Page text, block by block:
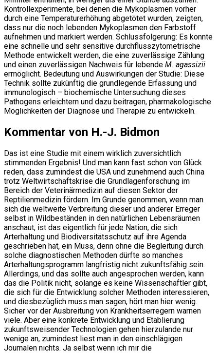
Kontrollexperimente, bei denen die Mykoplasmen vorher
durch eine Temperaturerhöhung abgetötet wurden, zeigten,
dass nur die noch lebenden Mykoplasmen den Farbstoff
aufnehmen und markiert werden. Schlussfolgerung: Es konnte
eine schnelle und sehr sensitive durchflusszytometrische
Methode entwickelt werden, die eine zuverlässige Zählung
und einen zuverlässigen Nachweis für lebende M. agassizii
ermöglicht. Bedeutung und Auswirkungen der Studie: Diese
Technik sollte zukünftig die grundlegende Erfassung und
immunologisch – biochemische Untersuchung dieses
Pathogens erleichtern und dazu beitragen, pharmakologische
Möglichkeiten der Diagnose und Therapie zu entwickeln.
Kommentar von H.-J. Bidmon
Das ist eine Studie mit einem wirklich zuversichtlich
stimmenden Ergebnis! Und man kann fast schon von Glück
reden, dass zumindest die USA und zunehmend auch China
trotz Weltwirtschaftskrise die Grundlagenforschung im
Bereich der Veterinärmedizin auf diesen Sektor der
Reptilienmedizin fördern. Im Grunde genommen, wenn man
sich die weltweite Verbreitung dieser und anderer Erreger
selbst in Wildbeständen in den natürlichen Lebensräumen
anschaut, ist das eigentlich für jede Nation, die sich
Arterhaltung und Biodiversitätsschutz auf ihre Agenda
geschrieben hat, ein Muss, denn ohne die Begleitung durch
solche diagnostischen Methoden dürfte so manches
Arterhaltungsprogramm langfristig nicht zukunftsfähig sein.
Allerdings, und das sollte auch angesprochen werden, kann
das die Politik nicht, solange es keine Wissenschaftler gibt,
die sich für die Entwicklung solcher Methoden interessieren,
und diesbezüglich muss man sagen, hört man hier wenig.
Sicher vor der Ausbreitung von Krankheitserregern warnen
viele. Aber eine konkrete Entwicklung und Etablierung
zukunftsweisender Technologien gehen hierzulande nur
wenige an, zumindest liest man in den einschlägigen
Journalen nichts. Ja selbst wenn ich mir die